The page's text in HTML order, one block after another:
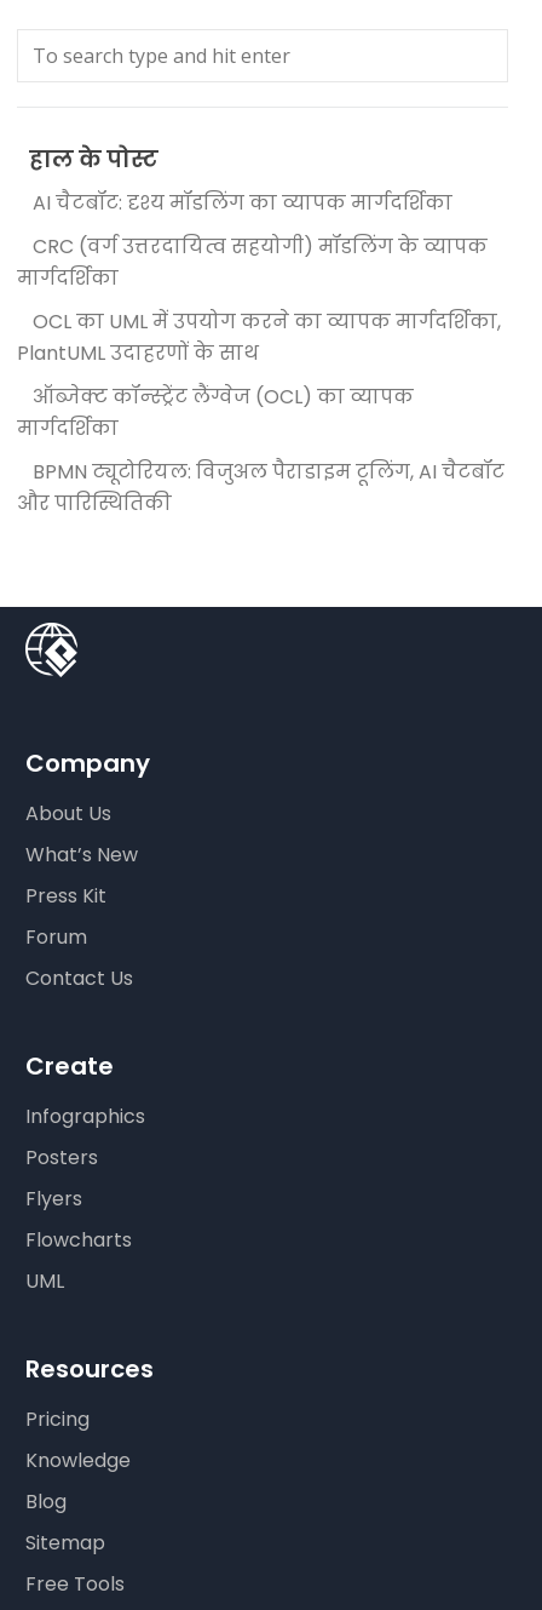
हाल के पोस्ट
AI चैटबॉट: दृश्य मॉडलिंग का व्यापक मार्गदर्शिका
CRC (वर्ग उत्तरदायित्व सहयोगी) मॉडलिंग के व्यापक
मार्गदर्शिका
OCL का UML में उपयोग करने का व्यापक मार्गदर्शिका,
PlantUML उदाहरणों के साथ
ऑब्जेक्ट कॉन्स्ट्रेंट लैंग्वेज (OCL) का व्यापक
मार्गदर्शिका
BPMN ट्यूटोरियल: विजुअल पैराडाइम टूलिंग, AI चैटबॉट
और पारिस्थितिकी
Company
About Us
What’s New
Press Kit
Forum
Contact Us
Create
Infographics
Posters
Flyers
Flowcharts
UML
Resources
Pricing
Knowledge
Blog
Sitemap
Free Tools